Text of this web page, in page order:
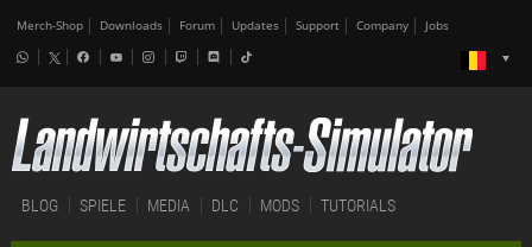
Merch-Shop Downloads Forum Updates Support Company Jobs
BLOG SPIELE MEDIA DLC MODS TUTORIALS